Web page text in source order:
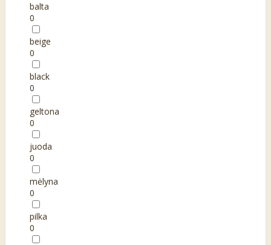
balta
0
beige
0
black
0
geltona
0
juoda
0
mėlyna
0
pilka
0